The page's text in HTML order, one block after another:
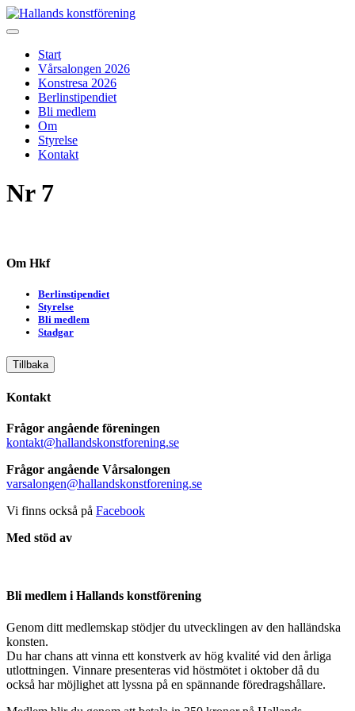
Skip
to
Start
Vårsalongen 2026
Konstresa 2026
Berlinstipendiet
Bli medlem
Om
Styrelse
Kontakt
Nr 7
Om Hkf
Berlinstipendiet
Styrelse
Bli medlem
Stadgar
Tillbaka
Kontakt
Frågor angående föreningen
kontakt@hallandskonstforening.se
Frågor angående Vårsalongen
varsalongen@hallandskonstforening.se
Vi finns också på Facebook
Med stöd av
Bli medlem i Hallands konstförening
Genom ditt medlemskap stödjer du utvecklingen av den halländska
konsten.
Du har chans att vinna ett konstverk av hög kvalité vid den årliga
utlottningen. Vinnare presenteras vid höstmötet i oktober då du
också har möjlighet att lyssna på en spännande föredragshållare.